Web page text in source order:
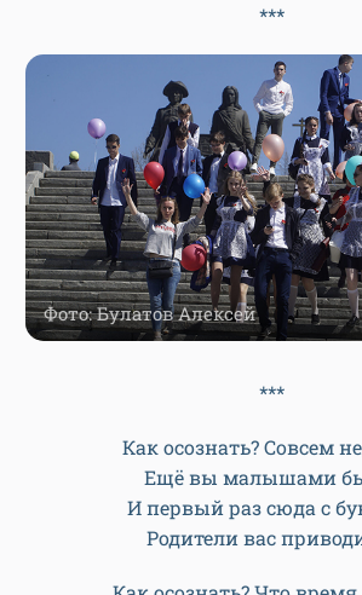
Звучит повсюду: с
Кричат: гип-гип
Идут ребята
Со школьного
Для нас уже,
Проложена стезя.
Пойдем дорогой
Товарищи-друзья!